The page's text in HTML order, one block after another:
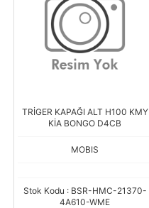
TRİGER KAPAĞI ALT H100 KMY
KİA BONGO D4CB
MOBIS
Stok Kodu : BSR-HMC-21370-
4A610-WME